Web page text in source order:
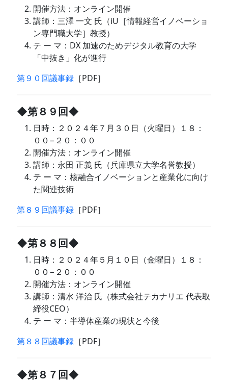
開催方法：オンライン開催
講師：三澤 一文 氏（iU［情報経営イノベーショ
ン専門職大学］教授）
テ ー マ：DX 加速のためデジタル教育の大学
「中抜き」化が進行
第９０回議事録 ［PDF］
◆第８９回◆
日時：２０２４年７月３０日（火曜日）１８：
００−２０：００
開催方法：オンライン開催
講師：永田 正義 氏（兵庫県立大学名誉教授）
テ ー マ：核融合イノベーションと産業化に向け
た関連技術
第８９回議事録 ［PDF］
◆第８８回◆
日時：２０２４年５月１０日（金曜日）１８：
００−２０：００
開催方法：オンライン開催
講師：清水 洋治 氏（株式会社テカナリエ 代表取
締役CEO）
テ ー マ：半導体産業の現状と今後
第８８回議事録 ［PDF］
◆第８７回◆